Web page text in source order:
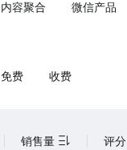
内容聚合 微信产品
免费 收费
销售量 评分